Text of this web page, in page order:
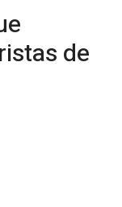
de